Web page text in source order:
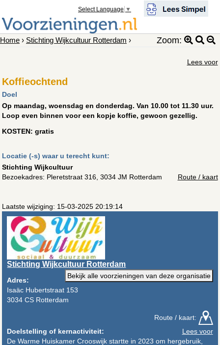
Select Language ▼
Home › Stichting Wijkcultuur Rotterdam › Zoom:
Lees voor
Koffieochtend
Doel
Op maandag, woensdag en donderdag. Van 10.00 tot 11.30 uur.
Loop even binnen voor een kopje koffie, gewoon gezellig.
KOSTEN: gratis
Locatie (-s) waar u terecht kunt:
Stichting Wijkcultuur
Bezoekadres: Pleretstraat 316, 3034 JM Rotterdam Route / kaart
Laatste wijziging: 15-03-2025 20:19:14
Stichting Wijkcultuur Rotterdam
Bekijk alle voorzieningen van deze organisatie
Adres:
Isaäc Hubertstraat 153
3034 CS Rotterdam
Route / kaart:
Lees voor
Doelstelling of kernactiviteit:
De Warme Huiskamer Crooswijk startte in 2023 om hergebruik,